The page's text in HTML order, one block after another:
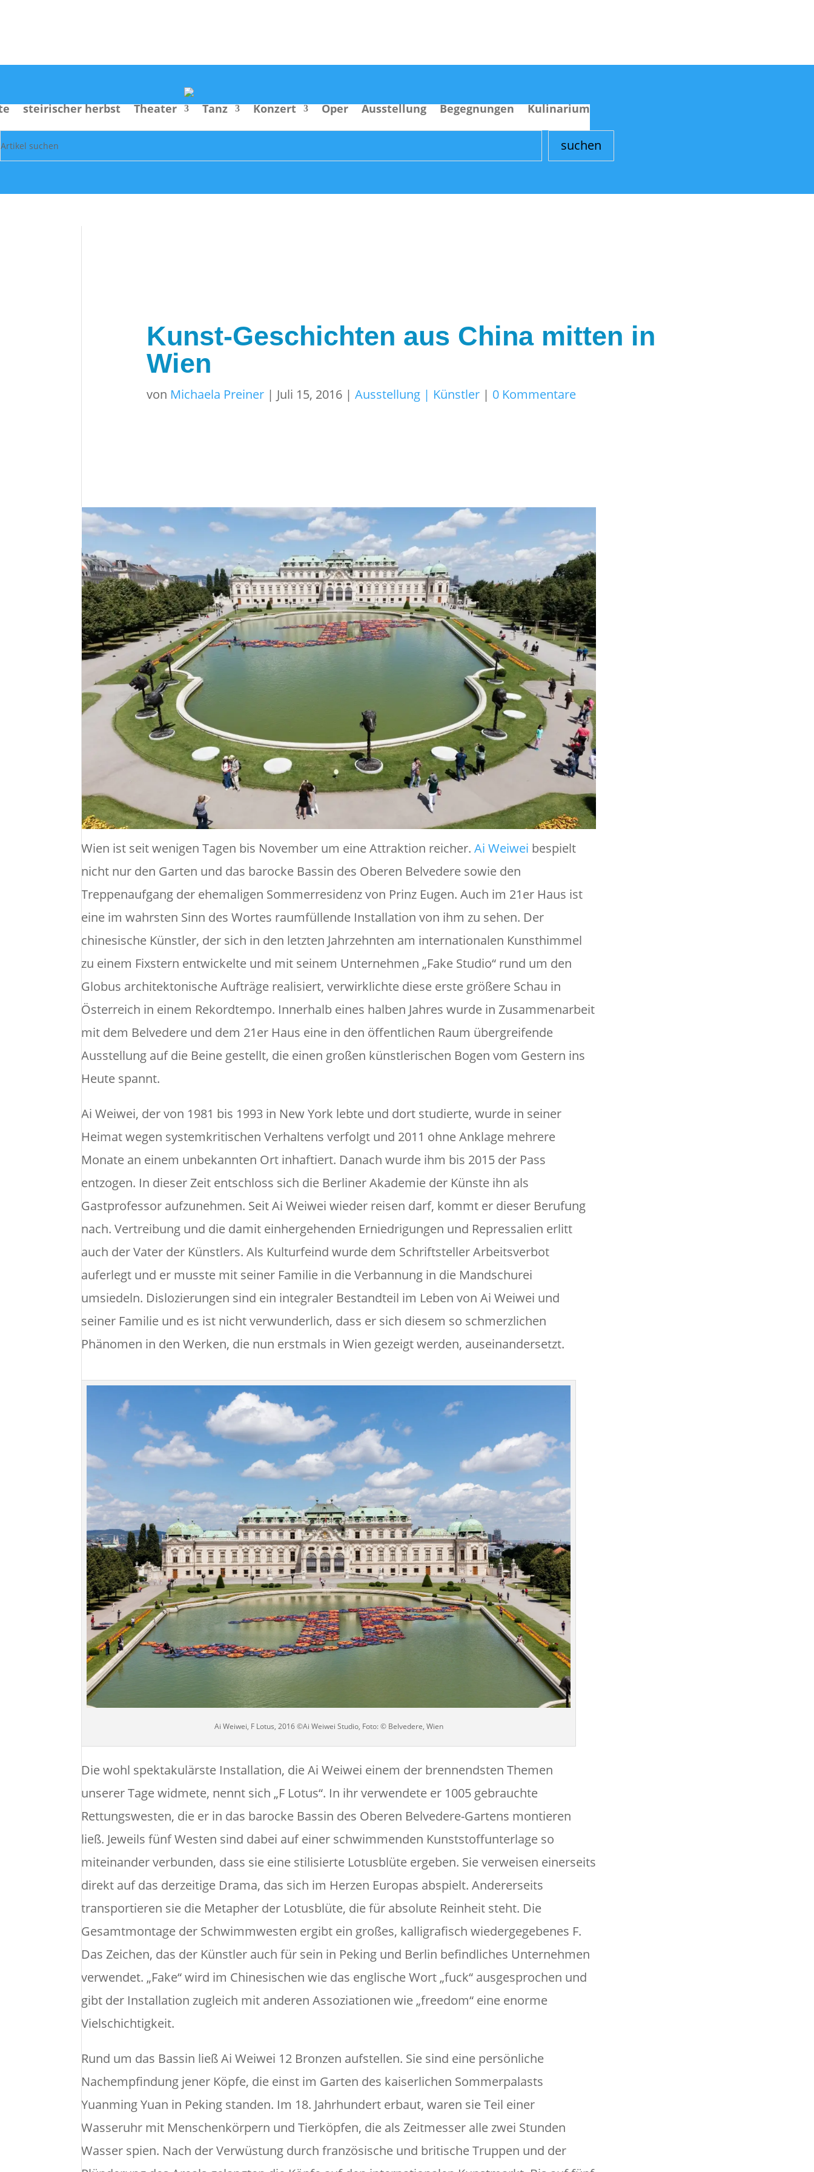
steirischer herbst Theater Tanz Konzert Oper Ausstellung Begegnungen Kulinarium
suchen
Kunst-Geschichten aus China mitten in
Wien
von Michaela Preiner| Juli 15, 2016| Ausstellung | Künstler| 0 Kommentare
Wien ist seit wenigen Tagen bis November um eine Attraktion reicher.Ai Weiwei bespielt
nicht nur den Garten und das barocke Bassin des Oberen Belvedere sowie den
Treppenaufgang der ehemaligen Sommerresidenz von Prinz Eugen. Auch im 21er Haus ist
eine im wahrsten Sinn des Wortes raumfüllende Installation von ihm zu sehen. Der
chinesische Künstler, der sich in den letzten Jahrzehnten am internationalen Kunsthimmel
zu einem Fixstern entwickelte und mit seinem Unternehmen „Fake Studio“ rund um den
Globus architektonische Aufträge realisiert, verwirklichte diese erste größere Schau in
Österreich in einem Rekordtempo. Innerhalb eines halben Jahres wurde in Zusammenarbeit
mit dem Belvedere und dem 21er Haus eine in den öffentlichen Raum übergreifende
Ausstellung auf die Beine gestellt, die einen großen künstlerischen Bogen vom Gestern ins
Heute spannt.
Ai Weiwei, der von 1981 bis 1993 in New York lebte und dort studierte, wurde in seiner
Heimat wegen systemkritischen Verhaltens verfolgt und 2011 ohne Anklage mehrere
Monate an einem unbekannten Ort inhaftiert. Danach wurde ihm bis 2015 der Pass
entzogen. In dieser Zeit entschloss sich die Berliner Akademie der Künste ihn als
Gastprofessor aufzunehmen. Seit Ai Weiwei wieder reisen darf, kommt er dieser Berufung
nach. Vertreibung und die damit einhergehenden Erniedrigungen und Repressalien erlitt
auch der Vater der Künstlers. Als Kulturfeind wurde dem Schriftsteller Arbeitsverbot
auferlegt und er musste mit seiner Familie in die Verbannung in die Mandschurei
umsiedeln. Dislozierungen sind ein integraler Bestandteil im Leben von Ai Weiwei und
seiner Familie und es ist nicht verwunderlich, dass er sich diesem so schmerzlichen
Phänomen in den Werken, die nun erstmals in Wien gezeigt werden, auseinandersetzt.
Ai Weiwei, F Lotus, 2016 ©Ai Weiwei Studio, Foto: © Belvedere, Wien
Die wohl spektakulärste Installation, die Ai Weiwei einem der brennendsten Themen
unserer Tage widmete, nennt sich „F Lotus“. In ihr verwendete er 1005 gebrauchte
Rettungswesten, die er in das barocke Bassin des Oberen Belvedere-Gartens montieren
ließ. Jeweils fünf Westen sind dabei auf einer schwimmenden Kunststoffunterlage so
miteinander verbunden, dass sie eine stilisierte Lotusblüte ergeben. Sie verweisen einerseits
direkt auf das derzeitige Drama, das sich im Herzen Europas abspielt. Andererseits
transportieren sie die Metapher der Lotusblüte, die für absolute Reinheit steht. Die
Gesamtmontage der Schwimmwesten ergibt ein großes, kalligrafisch wiedergegebenes F.
Das Zeichen, das der Künstler auch für sein in Peking und Berlin befindliches Unternehmen
verwendet. „Fake“ wird im Chinesischen wie das englische Wort „fuck“ ausgesprochen und
gibt der Installation zugleich mit anderen Assoziationen wie „freedom“ eine enorme
Vielschichtigkeit.
Rund um das Bassin ließ Ai Weiwei 12 Bronzen aufstellen. Sie sind eine persönliche
Nachempfindung jener Köpfe, die einst im Garten des kaiserlichen Sommerpalasts
Yuanming Yuan in Peking standen. Im 18. Jahrhundert erbaut, waren sie Teil einer
Wasseruhr mit Menschenkörpern und Tierköpfen, die als Zeitmesser alle zwei Stunden
Wasser spien. Nach der Verwüstung durch französische und britische Truppen und der